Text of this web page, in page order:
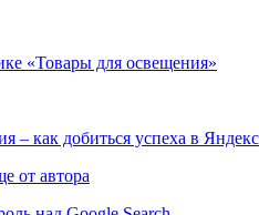
«Товары для освещения»
как добиться успеха в
от автора